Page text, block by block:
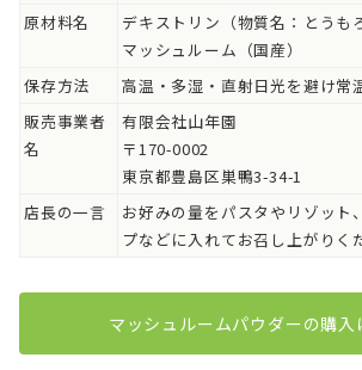
原材料名
デキストリン（物質名：とうも
マッシュルーム（国産）
保存方法
高温・多湿・直射日光を避け常
販売事業者
名
有限会社山年園
〒170-0002
東京都豊島区巣鴨3-34-1
店長の一言
お好みの量をパスタやリゾット
プなどに入れてお召し上がり
マッシュルームパウダーの購入